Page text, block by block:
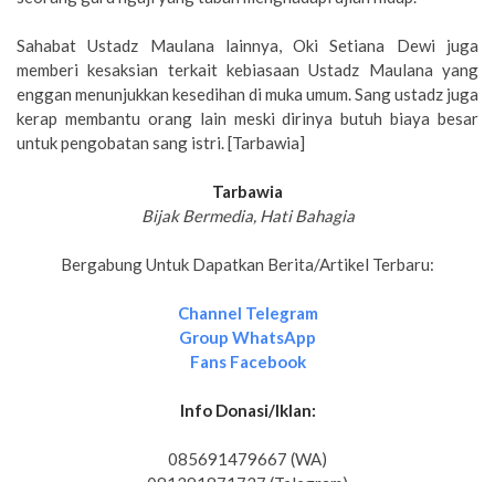
Sahabat Ustadz Maulana lainnya, Oki Setiana Dewi juga
memberi kesaksian terkait kebiasaan Ustadz Maulana yang
enggan menunjukkan kesedihan di muka umum. Sang ustadz juga
kerap membantu orang lain meski dirinya butuh biaya besar
untuk pengobatan sang istri. [Tarbawia]
Tarbawia
Bijak Bermedia, Hati Bahagia
Bergabung Untuk Dapatkan Berita/Artikel Terbaru:
Channel Telegram
Group WhatsApp
Fans Facebook
Info Donasi/Iklan:
085691479667 (WA)